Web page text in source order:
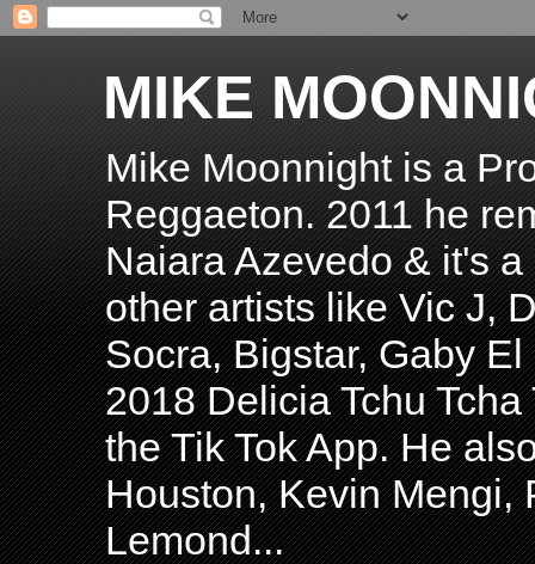
MIKE
Mike Moonnight is a
Reggaeton. 2011 he
Naiara Azevedo & it's
other artists like Vic J,
Socra, Bigstar, Gaby
2018 Delicia Tchu
the Tik Tok App. He
Houston, Kevin Mengi,
Lemond...